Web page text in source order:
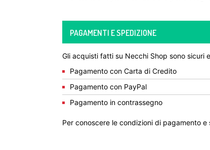
PAGAMENTI E SPEDIZIONE
Gli acquisti fatti su Necchi Shop sono sicuri
Pagamento con Carta di Credito
Pagamento con PayPal
Pagamento in contrassegno
Per conoscere le condizioni di pagamento